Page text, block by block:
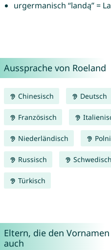
urgermanisch “landą” =
Aussprache von Roeland
Chinesisch Deutsch
Französisch
Niederländisch
Russisch Schwedisch
Türkisch
Eltern, die den
auch